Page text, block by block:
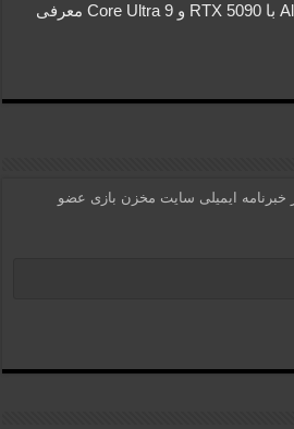
لپ‌تاپ‌های جدید Alienware با RTX 5090 و Core Ultra 9 معرفی
خبرنامه ایمیلی سایت مخزن بازی عضو